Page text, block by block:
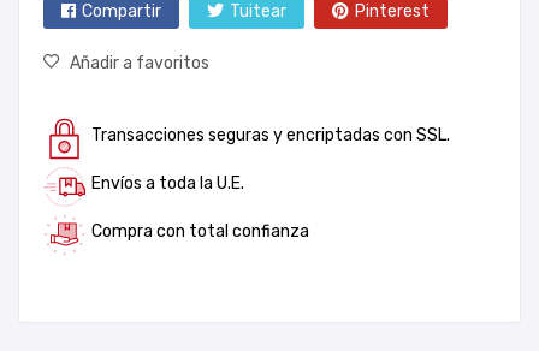
Compartir Tuitear Pinterest
Añadir a favoritos
Transacciones seguras y encriptadas con SSL.
Envíos a toda la U.E.
Compra con total confianza